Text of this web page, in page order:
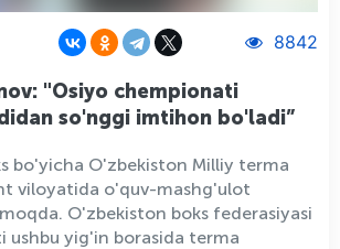
8842
"Osiyo chempionati
so'nggi imtihon bo'ladi”
bo'yicha O'zbekiston Milliy terma
viloyatida o'quv-mashg'ulot
O'zbekiston boks federasiyasi
ushbu yig'in borasida terma